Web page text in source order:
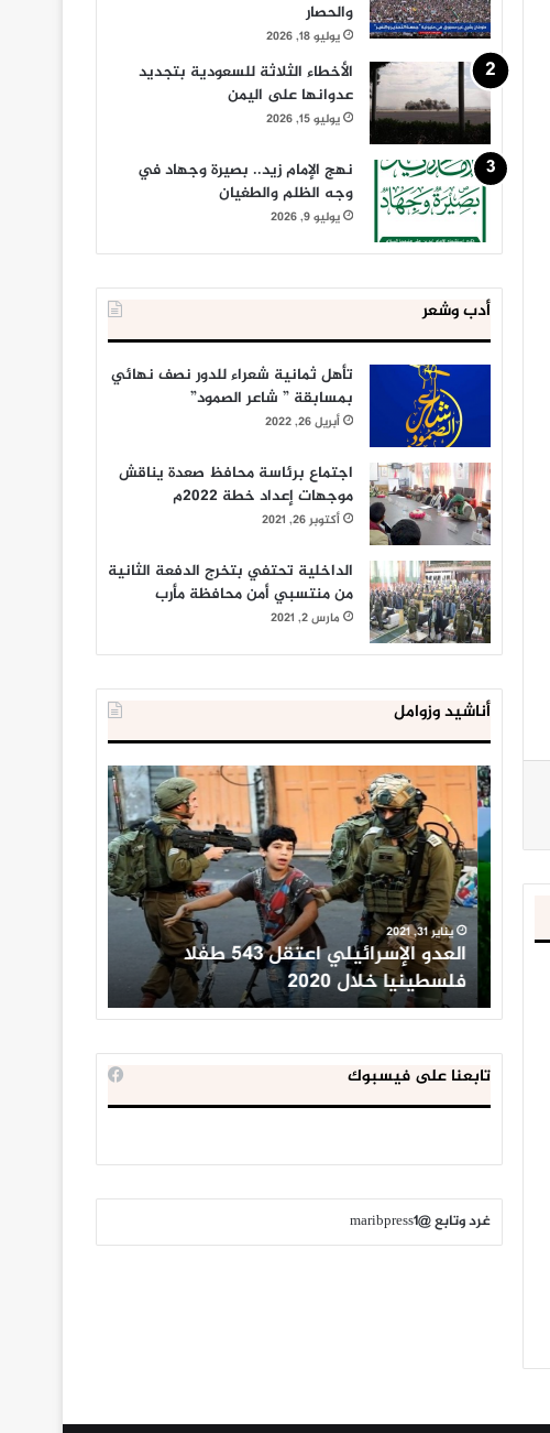
والحصار
يوليو 18, 2026
الأخطاء الثلاثة للسعودية بتجديد
عدوانها على اليمن
يوليو 15, 2026
نهج الإمام زيد.. بصيرة وجهاد في
وجه الظلم والطغيان
يوليو 9, 2026
أدب وشعر
تأهل ثمانية شعراء للدور نصف نهائي
بمسابقة ” شاعر الصمود”
أبريل 26, 2022
اجتماع برئاسة محافظ صعدة يناقش
موجهات إعداد خطة 2022م
أكتوبر 26, 2021
الداخلية تحتفي بتخرج الدفعة الثانية
من منتسبي أمن محافظة مأرب
مارس 2, 2021
أناشيد وزوامل
العدو
الإسرائيلي
اعتقل
543
طفلا
فلسطينيا
خلال
2020يناير 31, 2021
العدو الإسرائيلي اعتقل 543 طفلا
فلسطينيا خلال 2020
الداخلية
المصرية
تعلن
إحباط
‘مخطط
كبير’
تابعنا على فيسبوك
غرد وتابع @maribpress1